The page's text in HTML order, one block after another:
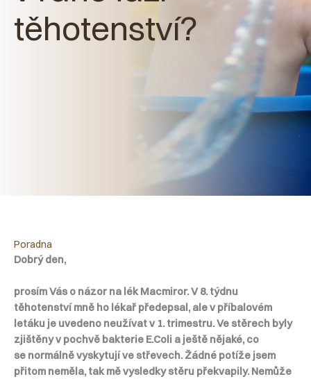
těhotenství?
Poradna
Dobrý den,
prosím Vás o názor na lék Macmiror. V 8. týdnu
těhotenství mně ho lékař předepsal, ale v příbalovém
letáku je uvedeno neužívat v 1. trimestru. Ve stěrech byly
zjištěny v pochvě bakterie E.Coli a ještě nějaké, co
se normálně vyskytují ve střevech. Žádné potíže jsem
přitom neměla, tak mě vysledky stěru překvapily. Nemůže